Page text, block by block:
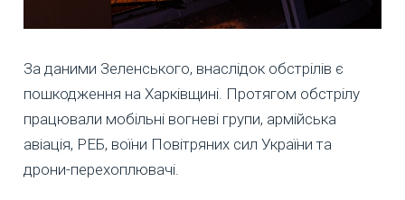
За даними Зеленського, внаслідок обстрілів є
пошкодження на Харківщині. Протягом обстрілу
працювали мобільні вогневі групи, армійська
авіація, РЕБ, воїни Повітряних сил України та
дрони-перехоплювачі.